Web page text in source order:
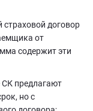
договор
от
содержит эти
предлагают
но с